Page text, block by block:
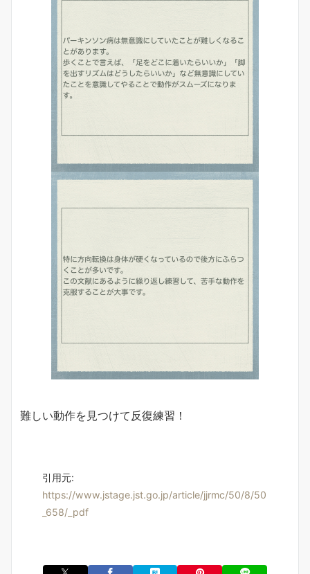
難しい動作を見つけて反復練習！
引用元:
https://www.jstage.jst.go.jp/article/jjrmc/50/8/50
_658/_pdf